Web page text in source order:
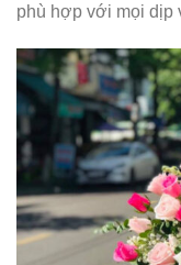
phù hợp với mọi dịp